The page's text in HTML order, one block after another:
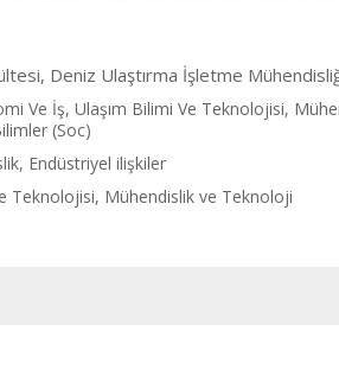
Deniz Ulaştırma İşletme
Ve İş, Ulaşım Bilimi Ve Teknolojisi,
(Soc)
Endüstriyel ilişkiler
Teknolojisi, Mühendislik ve Teknoloji